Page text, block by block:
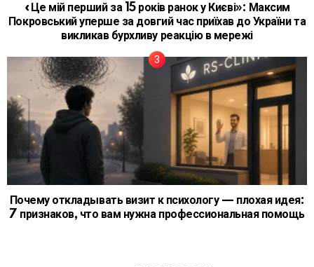
«Це мій перший за 15 років ранок у Києві»: Максим
Покровський уперше за довгий час приїхав до України та
викликав бурхливу реакцію в мережі
Почему откладывать визит к психологу — плохая идея:
7 признаков, что вам нужна профессиональная помощь